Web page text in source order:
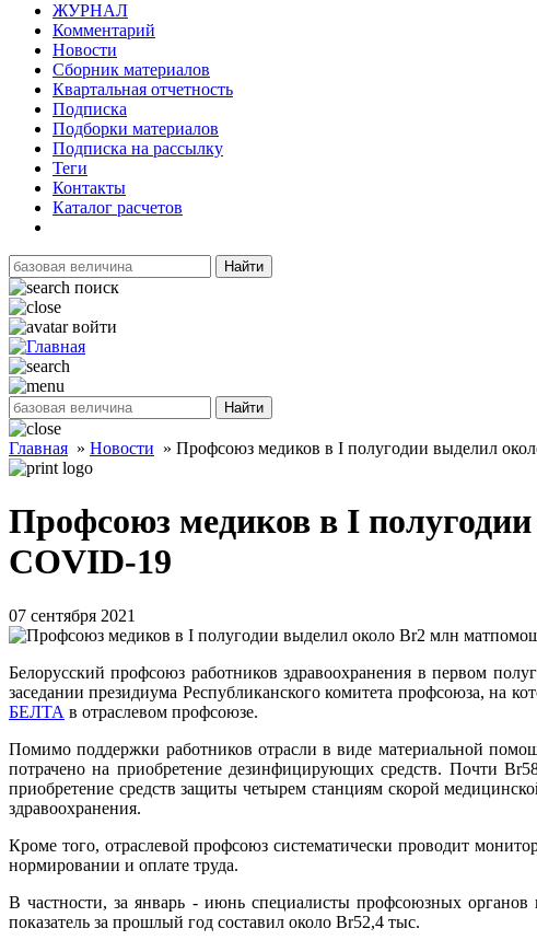
ЖУРНАЛ
Комментарий
Новости
Сборник материалов
Квартальная отчетность
Подписка
Подборки материалов
Подписка на рассылку
Теги
Контакты
Каталог расчетов
Найти
поиск
войти
Найти
Главная » Новости » Профсоюз медиков в I полугодии выделил
Профсоюз медиков в I
COVID-19
07 сентября 2021
Белорусский профсоюз работников здравоохранения в первом
заседании президиума Республиканского комитета профсоюза,
БЕЛТА в отраслевом профсоюзе.
Помимо поддержки работников отрасли в виде материальной
потрачено на приобретение дезинфицирующих средств. Почти
приобретение средств защиты четырем станциям скорой
здравоохранения.
Кроме того, отраслевой профсоюз систематически проводит
нормировании и оплате труда.
В частности, за январь - июнь специалисты профсоюзных
показатель за прошлый год составил около Br52,4 тыс.